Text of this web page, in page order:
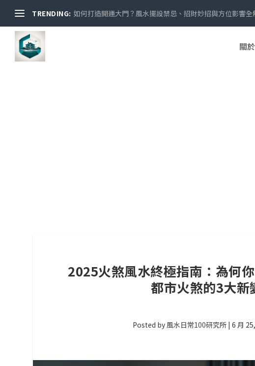
TRENDING: 房門尺寸風水：如何找到開運的最佳尺寸？...
關
2025火煞風水終極指南：為何
都市火煞的3大新
Posted by 風水日常100研究所 |6 月